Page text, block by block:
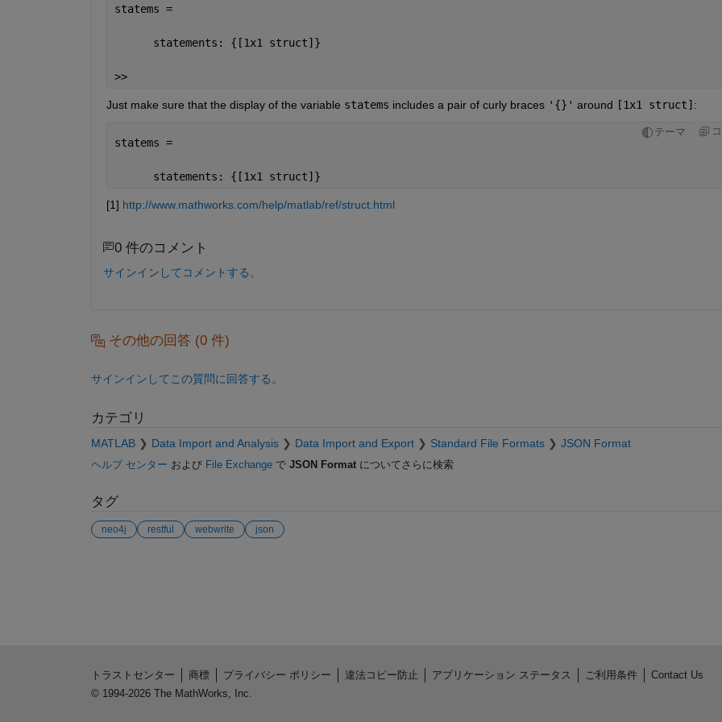
statems =
      statements: {[1x1 struct]}
>>
Just make sure that the display of the variable statems includes a pair of curly braces '{}' around [1x1 struct]:
テーマ
statems =
      statements: {[1x1 struct]}
[1] http://www.mathworks.com/help/matlab/ref/struct.html
0 件のコメント
サインインしてコメントする。
その他の回答 (0 件)
サインインしてこの質問に回答する。
カテゴリ
MATLAB Data Import and Analysis Data Import and Export Standard File Formats JSON Format
ヘルプ センター および File Exchangeで JSON Formatについてさらに検索
タグ
neo4j restful webwrite json
トラストセンター 商標 プライバシー ポリシー 違法コピー防止 アプリケーション ステータス ご利用条件
Contact Us
© 1994-2026 The MathWorks, Inc.